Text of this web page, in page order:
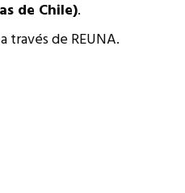
de Chile).
través de REUNA.